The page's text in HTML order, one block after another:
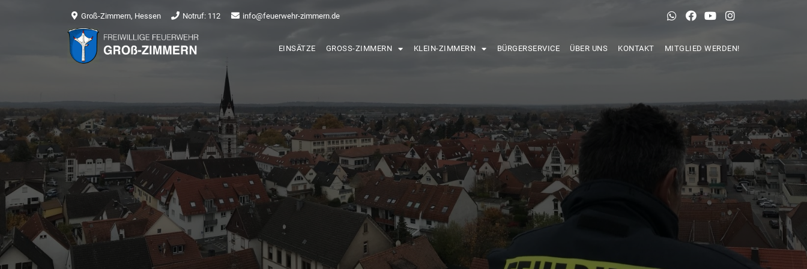
Groß-Zimmern, Hessen Notruf: 112 info@feuerwehr-zimmern.de
EINSÄTZE GROSS-ZIMMERN KLEIN-ZIMMERN BÜRGERSERVICE ÜBER UNS KONTAKT MITGLIED WERDEN!